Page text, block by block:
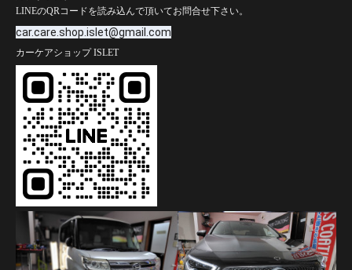
LINEのQRコードを読み込んで頂いてお問合せ下さい。
car.care.shop.islet@gmail.com
カーケアショップ ISLET